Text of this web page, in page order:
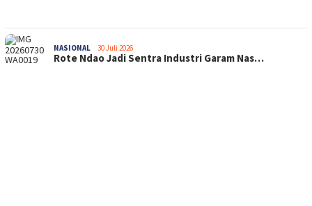
NASIONAL 30 Juli 2026
Rote Ndao Jadi Sentra Industri Garam Nas…